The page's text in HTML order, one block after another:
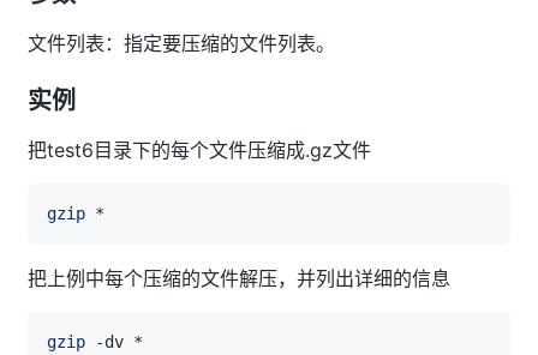
文件列表：指定要压缩的文件列表。
实例
把test6目录下的每个文件压缩成.gz文件
gzip
把上例中每个压缩的文件解压，并列出详细的信息
gzip